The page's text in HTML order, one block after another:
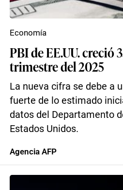
PBI de EE.UU. creció
trimestre del 2025
La nueva cifra se debe a
fuerte de lo estimado
datos del Departamento
Estados Unidos.
Economía
Agencia AFP